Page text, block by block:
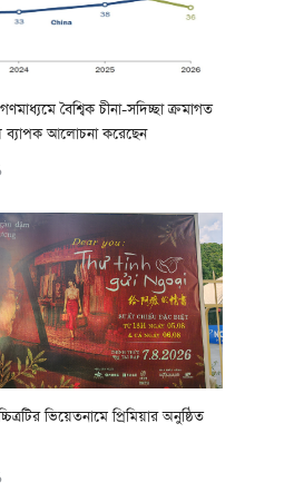
বৈশ্বিক চীনা-সদিচ্ছা ক্রমাগত
ব্যাপক আলোচনা করেছেন
ভিয়েতনামে প্রিমিয়ার অনুষ্ঠিত